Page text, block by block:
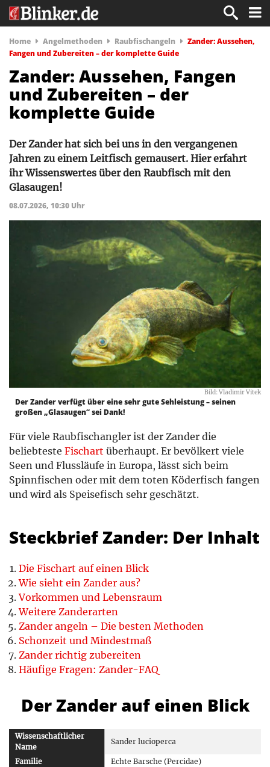
Home Angelmethoden Raubfischangeln
Zander: Aussehen,
Fangen und Zubereiten – der komplette Guide
Zander: Aussehen, Fangen
und Zubereiten – der
komplette Guide
Der Zander hat sich bei uns in den vergangenen
Jahren zu einem Leitfisch gemausert. Hier erfahrt
ihr Wissenswertes über den Raubfisch mit den
Glasaugen!
08.07.2026, 10:30 Uhr
Bild: Vladimir Vitek
Der Zander verfügt über eine sehr gute Sehleistung – seinen
großen „Glasaugen“ sei Dank!
Für viele Raubfischangler ist der Zander die
beliebteste Fischart überhaupt. Er bevölkert viele
Seen und Flussläufe in Europa, lässt sich beim
Spinnfischen oder mit dem toten Köderfisch fangen
und wird als Speisefisch sehr geschätzt.
Steckbrief Zander: Der Inhalt
Die Fischart auf einen Blick
Wie sieht ein Zander aus?
Vorkommen und Lebensraum
Weitere Zanderarten
Zander angeln – Die besten Methoden
Schonzeit und Mindestmaß
Zander richtig zubereiten
Häufige Fragen: Zander-FAQ
Der Zander auf einen Blick
Wissenschaftlicher
Name
Sander lucioperca
Familie
Echte Barsche (Percidae)